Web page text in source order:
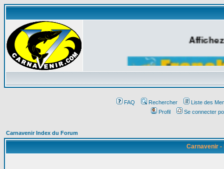
FAQ Rechercher
Liste des
Profil
Se connecter
Carnavenir Index du Forum
Carnavenir -